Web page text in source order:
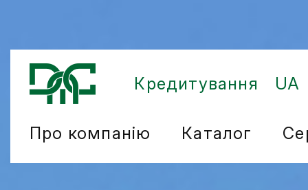
Про компанію Каталог
UA
Кредитування